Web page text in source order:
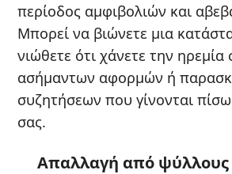
περίοδος αμφιβολιών και
Μπορεί να βιώνετε μια
νιώθετε ότι χάνετε την ηρεμία
ασήμαντων αφορμών ή
συζητήσεων που γίνονται
σας.
Απαλλαγή από ψύλλους